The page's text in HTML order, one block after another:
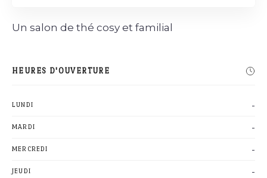
Un salon de thé cosy et familial
HEURES D'OUVERTURE
LUNDI -
MARDI -
MERCREDI -
JEUDI -